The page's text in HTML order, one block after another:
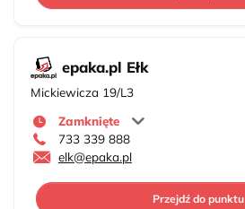
epaka.pl Ełk
Mickiewicza 19/L3
Zamknięte
733 339 888
elk@epaka.pl
Przejdź do punktu